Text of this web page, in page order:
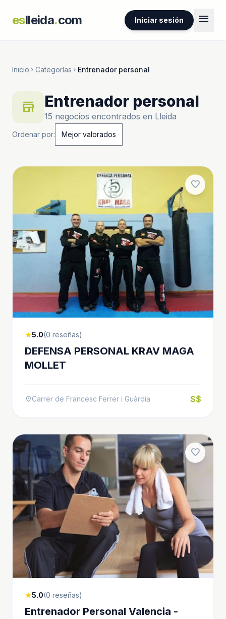
eslleida.com Iniciar sesión menu
Inicio chevron_right Categorías chevron_right Entrenador personal
store Entrenador personal
15 negocios encontrados en Lleida
Ordenar por:
favorite
star5.0(0 reseñas)
DEFENSA PERSONAL KRAV MAGA
MOLLET
location_onCarrer de Francesc Ferrer i Guàrdia $$
favorite
star5.0(0 reseñas)
Entrenador Personal Valencia -